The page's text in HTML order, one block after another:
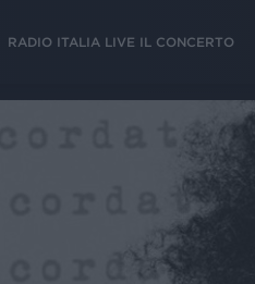
RADIO ITALIA LIVE IL CONCERTO